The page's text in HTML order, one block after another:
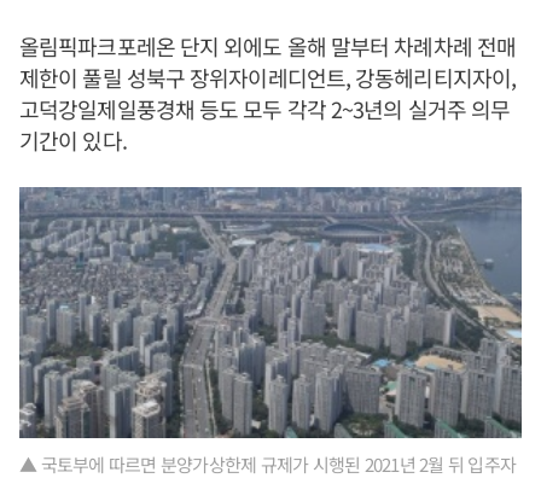
올림픽파크포레온 단지 외에도 올해 말부터 차례차례 전매
제한이 풀릴 성북구 장위자이레디언트, 강동헤리티지자이,
고덕강일제일풍경채 등도 모두 각각 2~3년의 실거주 의무
기간이 있다.
▲ 국토부에 따르면 분양가상한제 규제가 시행된 2021년 2월 뒤 입주자